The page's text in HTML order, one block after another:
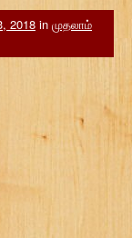
2018 in முதலாம்